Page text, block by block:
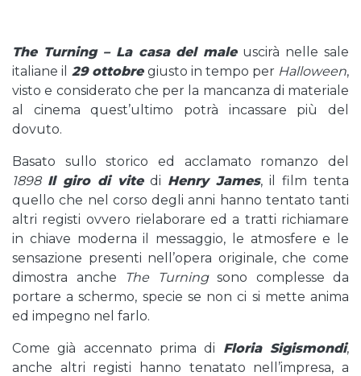
The Turning – La casa del maleuscirà nelle sale
italiane il 29 ottobregiusto in tempo per Halloween,
visto e considerato che per la mancanza di materiale
al cinema quest’ultimo potrà incassare più del
dovuto.
Basato sullo storico ed acclamato romanzo del
1898 Il giro di vitedi Henry James, il film tenta
quello che nel corso degli anni hanno tentato tanti
altri registi ovvero rielaborare ed a tratti richiamare
in chiave moderna il messaggio, le atmosfere e le
sensazione presenti nell’opera originale, che come
dimostra anche
The Turningsono complesse da
portare a schermo, specie se non ci si mette anima
ed impegno nel farlo.
Come già accennato prima di Floria Sigismondi,
anche altri registi hanno tenatato nell’impresa, a